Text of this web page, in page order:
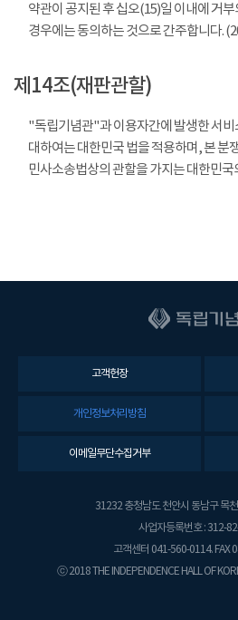
약관이 공지된 후 십오(15)일 이내에 거
경우에는 동의하는 것으로 간주합니다.
제14조(재판관할)
"독립기념관"과 이용자간에 발생한 서비
대하여는 대한민국 법을 적용하며, 본 분
민사소송법상의 관할을 가지는 대한민국
고객헌장
개인정보처리방침
이메일무단수집거부
31232 충청남도 천안시 동남구 목
사업자등록번호 : 312-
고객센터 041-560-0114. FAX
ⓒ 2018 THE INDEPENDENCE HALL OF